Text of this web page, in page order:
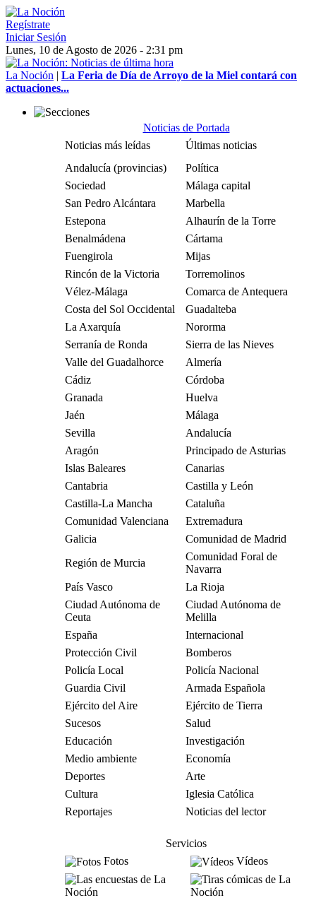
Regístrate
Iniciar Sesión
Lunes, 10 de Agosto de 2026 - 2:31 pm
La Noción | La Feria de Día de Arroyo de la Miel contará con
actuaciones...
Noticias de Portada
Noticias más leídas
Últimas noticias
Andalucía (provincias)
Política
Sociedad
Málaga capital
San Pedro Alcántara
Marbella
Estepona
Alhaurín de la Torre
Benalmádena
Cártama
Fuengirola
Mijas
Rincón de la Victoria
Torremolinos
Vélez-Málaga
Comarca de Antequera
Costa del Sol Occidental
Guadalteba
La Axarquía
Nororma
Serranía de Ronda
Sierra de las Nieves
Valle del Guadalhorce
Almería
Cádiz
Córdoba
Granada
Huelva
Jaén
Málaga
Sevilla
Andalucía
Aragón
Principado de Asturias
Islas Baleares
Canarias
Cantabria
Castilla y León
Castilla-La Mancha
Cataluña
Comunidad Valenciana
Extremadura
Galicia
Comunidad de Madrid
Región de Murcia
Comunidad Foral de
Navarra
País Vasco
La Rioja
Ciudad Autónoma de
Ceuta
Ciudad Autónoma de
Melilla
España
Internacional
Protección Civil
Bomberos
Policía Local
Policía Nacional
Guardia Civil
Armada Española
Ejército del Aire
Ejército de Tierra
Sucesos
Salud
Educación
Investigación
Medio ambiente
Economía
Deportes
Arte
Cultura
Iglesia Católica
Reportajes
Noticias del lector
Servicios
Fotos
Vídeos